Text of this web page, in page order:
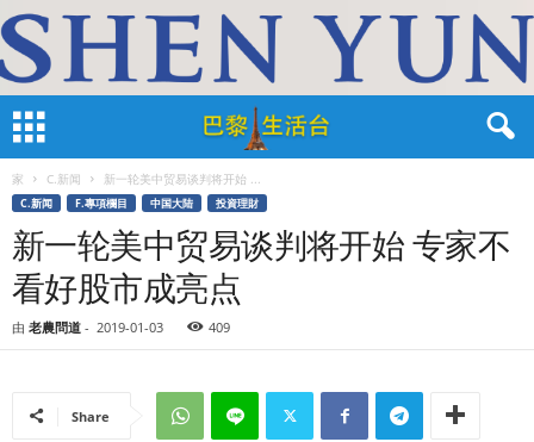
家 C.新闻 新一轮美中贸易谈判将开始 ...
C.新闻 F.專項欄目 中国大陆 投資理財
新一轮美中贸易谈判将开始 专家不
看好股市成亮点
由 老農問道 - 2019-01-03 409
Share